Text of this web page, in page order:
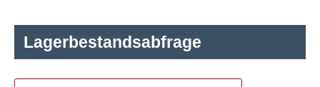
Lagerbestandsabfrage